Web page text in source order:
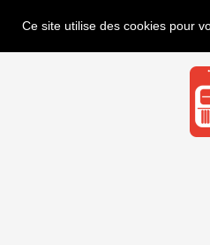
Ce site utilise des cookies pour